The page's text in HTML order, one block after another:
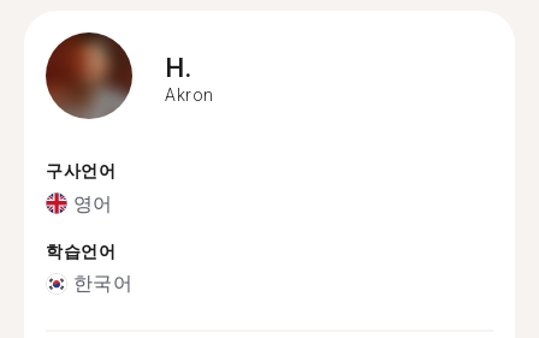
H.
Akron
구사언어
영어
학습언어
한국어